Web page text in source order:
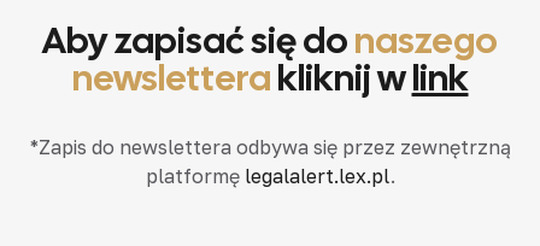
Aby zapisać się donaszego
newsletterakliknij wlink
*Zapis do newslettera odbywa się przez zewnętrzną
platformę legalalert.lex.pl.